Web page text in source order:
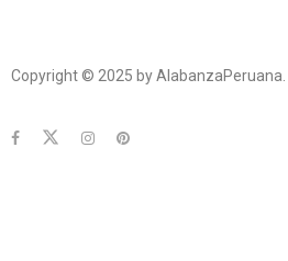
Copyright © 2025 by AlabanzaPeruana.